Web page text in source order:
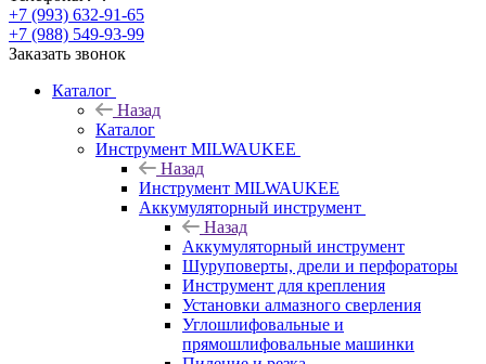
+7 (993) 632-91-65
+7 (988) 549-93-99
Заказать звонок
Каталог
Назад
Каталог
Инструмент MILWAUKEE
Назад
Инструмент MILWAUKEE
Аккумуляторный инструмент
Назад
Аккумуляторный инструмент
Шуруповерты, дрели и перфораторы
Инструмент для крепления
Установки алмазного сверления
Углошлифовальные и
прямошлифовальные машинки